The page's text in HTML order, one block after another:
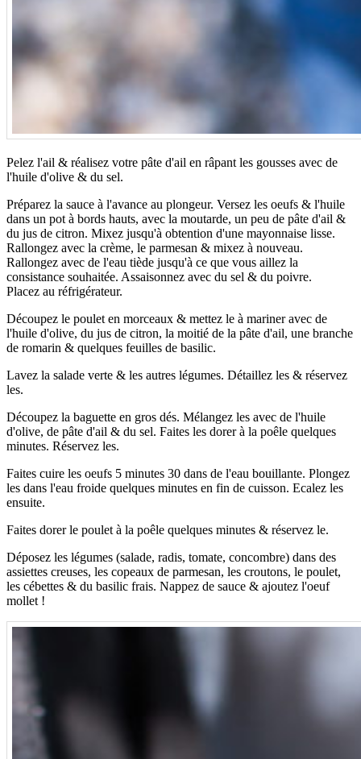
Pelez l'ail & réalisez votre pâte d'ail en râpant les gousses avec de
l'huile d'olive & du sel.
Préparez la sauce à l'avance au plongeur. Versez les oeufs & l'huile
dans un pot à bords hauts, avec la moutarde, un peu de pâte d'ail &
du jus de citron. Mixez jusqu'à obtention d'une mayonnaise lisse.
Rallongez avec la crème, le parmesan & mixez à nouveau.
Rallongez avec de l'eau tiède jusqu'à ce que vous aillez la
consistance souhaitée. Assaisonnez avec du sel & du poivre.
Placez au réfrigérateur.
Découpez le poulet en morceaux & mettez le à mariner avec de
l'huile d'olive, du jus de citron, la moitié de la pâte d'ail, une branche
de romarin & quelques feuilles de basilic.
Lavez la salade verte & les autres légumes. Détaillez les & réservez
les.
Découpez la baguette en gros dés. Mélangez les avec de l'huile
d'olive, de pâte d'ail & du sel. Faites les dorer à la poêle quelques
minutes. Réservez les.
Faites cuire les oeufs 5 minutes 30 dans de l'eau bouillante. Plongez
les dans l'eau froide quelques minutes en fin de cuisson. Ecalez les
ensuite.
Faites dorer le poulet à la poêle quelques minutes & réservez le.
Déposez les légumes (salade, radis, tomate, concombre) dans des
assiettes creuses, les copeaux de parmesan, les croutons, le poulet,
les cébettes & du basilic frais. Nappez de sauce & ajoutez l'oeuf
mollet !